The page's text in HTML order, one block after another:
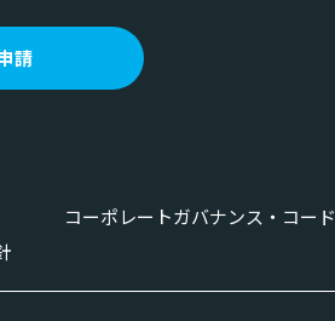
請
コーポレートガバナンス・コード